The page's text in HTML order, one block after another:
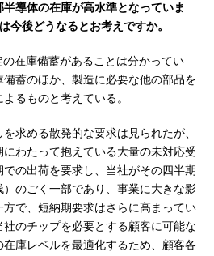
導体の在庫が高水準となっていま
今後どうなるとお考えですか。
在庫備蓄があることは分かってい
蓄のほか、製造に必要な他の部品を
るものと考えている。
求める散発的な要求は見られたが、
わたって抱えている大量の未対応受
の出荷を要求し、当社がその四半期
のごく一部であり、事業に大きな影
で、短納期要求はさらに高まってい
のチップを必要とする顧客に可能な
庫レベルを最適化するため、顧客各